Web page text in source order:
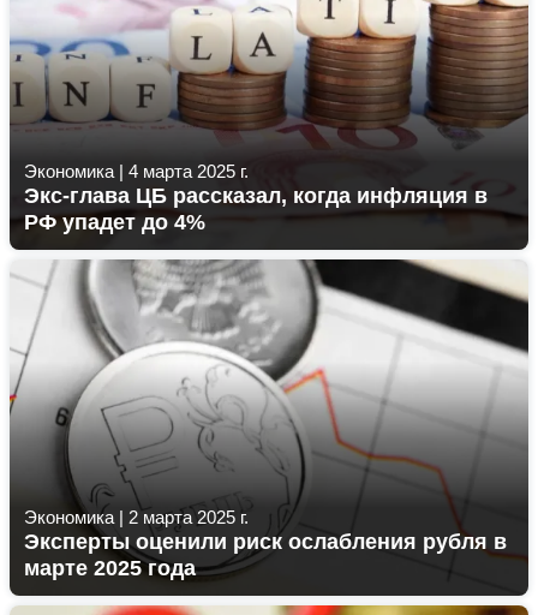
Экономика | 4 марта 2025 г.
Экс-глава ЦБ рассказал, когда инфляция в
РФ упадет до 4%
Экономика | 2 марта 2025 г.
Эксперты оценили риск ослабления рубля в
марте 2025 года